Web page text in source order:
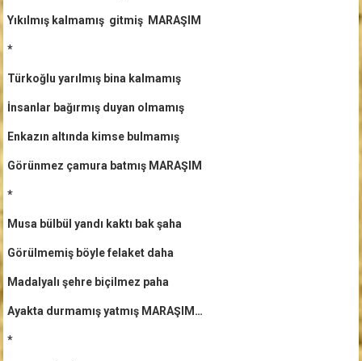
Yıkılmış kalmamış gitmiş MARAŞIM
*
Türkoğlu yarılmış bina kalmamış
İnsanlar bağırmış duyan olmamış
Enkazın altında kimse bulmamış
Görünmez çamura batmış MARAŞIM
*
Musa bülbül yandı kaktı bak şaha
Görülmemiş böyle felaket daha
Madalyalı şehre biçilmez paha
Ayakta durmamış yatmış MARAŞIM…
*